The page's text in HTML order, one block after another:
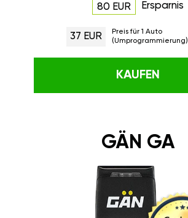
80 EUR Ersparnis
37 EUR
Preis für 1 Auto
(Umprogrammierung)
KAUFEN
GÄN GA